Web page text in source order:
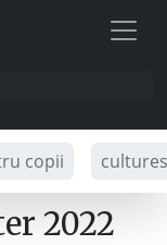
copii
2022